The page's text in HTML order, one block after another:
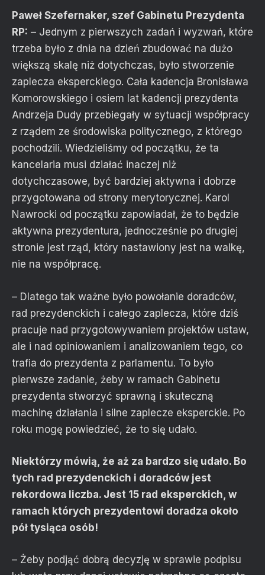
Paweł Szefernaker, szef Gabinetu Prezydenta
RP: – Jednym z pierwszych zadań i wyzwań, które
trzeba było z dnia na dzień zbudować na dużo
większą skalę niż dotychczas, było stworzenie
zaplecza eksperckiego. Cała kadencja Bronisława
Komorowskiego i osiem lat kadencji prezydenta
Andrzeja Dudy przebiegały w sytuacji współpracy
z rządem ze środowiska politycznego, z którego
pochodzili. Wiedzieliśmy od początku, że ta
kancelaria musi działać inaczej niż
dotychczasowe, być bardziej aktywna i dobrze
przygotowana od strony merytorycznej. Karol
Nawrocki od początku zapowiadał, że to będzie
aktywna prezydentura, jednocześnie po drugiej
stronie jest rząd, który nastawiony jest na walkę,
nie na współpracę.
– Dlatego tak ważne było powołanie doradców,
rad prezydenckich i całego zaplecza, które dziś
pracuje nad przygotowywaniem projektów ustaw,
ale i nad opiniowaniem i analizowaniem tego, co
trafia do prezydenta z parlamentu. To było
pierwsze zadanie, żeby w ramach Gabinetu
prezydenta stworzyć sprawną i skuteczną
machinę działania i silne zaplecze eksperckie. Po
roku mogę powiedzieć, że to się udało.
Niektórzy mówią, że aż za bardzo się udało. Bo
tych rad prezydenckich i doradców jest
rekordowa liczba. Jest 15 rad eksperckich, w
ramach których prezydentowi doradza około
pół tysiąca osób!
– Żeby podjąć dobrą decyzję w sprawie podpisu